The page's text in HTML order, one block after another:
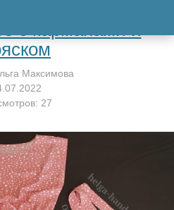
мастер-классу
с карманами и
Максимова
27